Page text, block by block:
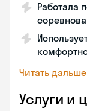
Работала
Читать дальше
Услуги и